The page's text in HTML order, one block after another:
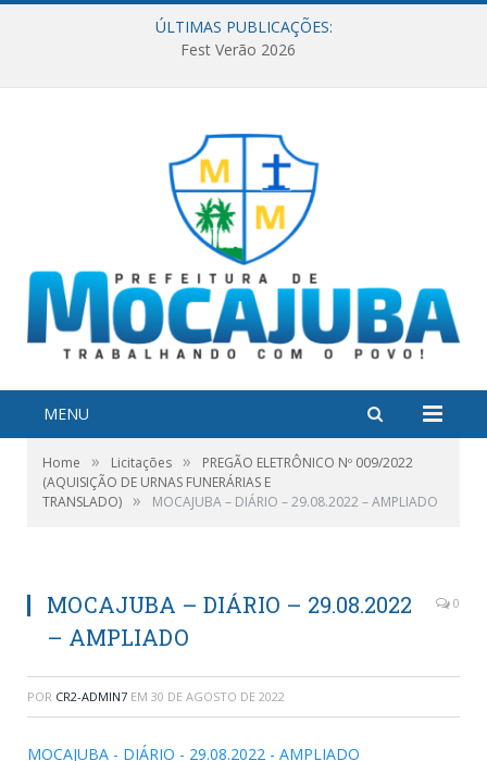
ÚLTIMAS PUBLICAÇÕES:
Fest Verão 2026
MENU
Home » Licitações »
PREGÃO ELETRÔNICO Nº 009/2022
(AQUISIÇÃO DE URNAS FUNERÁRIAS E
TRANSLADO) » MOCAJUBA – DIÁRIO – 29.08.2022 – AMPLIADO
MOCAJUBA – DIÁRIO – 29.08.2022
– AMPLIADO
0
POR CR2-ADMIN7 EM 30 DE AGOSTO DE 2022
MOCAJUBA - DIÁRIO - 29.08.2022 - AMPLIADO